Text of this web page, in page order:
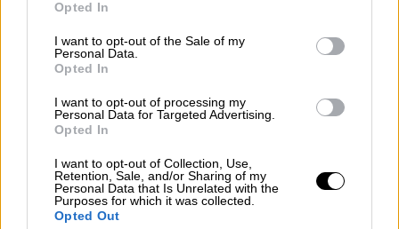
use your data for below specified purposes in below Google
consent section.
Opted In
I want to opt-out of the Sale of my
Personal Data.
Opted In
I want to opt-out of processing my
Personal Data for Targeted Advertising.
Opted In
I want to opt-out of Collection, Use,
Retention, Sale, and/or Sharing of my
Personal Data that Is Unrelated with the
Purposes for which it was collected.
Opted Out
φαίνεται στο βίντεο
ΕΡΤ, βρίσκονταναγκυροβολημένα νότια της
Σαλαμίναςδυο δεξαμενόπλοια. Εκείνη την
τύπου πλοία. Τα δύο πλοία,χωρίς να
υπάρχουν στοιχεία που να τα ενοχοποιούν
βρίσκονταν μέσα στον κύκλο που
επιστημονικά χαρακτηρίζεται ως
το σημείο
από όπου ξεκίνησε η ρύπανση